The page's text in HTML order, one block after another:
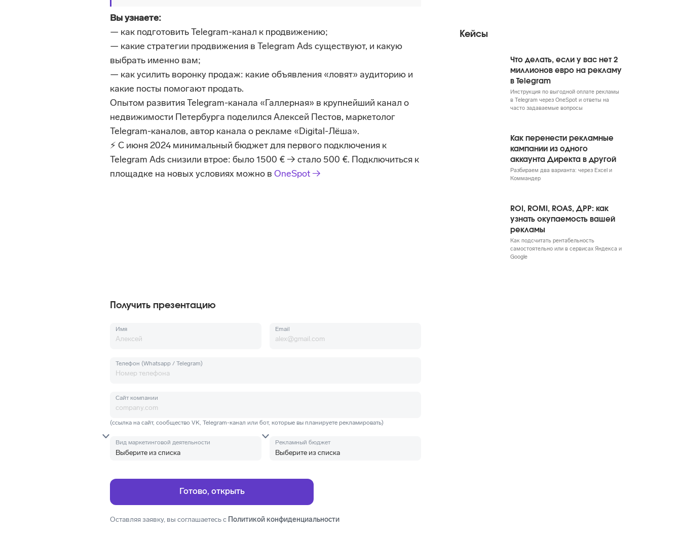
Вы узнаете:
— как подготовить Telegram-канал к продвижению;
— какие стратегии продвижения в Telegram Ads существуют, и какую
выбрать именно вам;
— как усилить воронку продаж: какие объявления «ловят» аудиторию и
какие посты помогают продать.
Опытом развития Telegram-канала «Галлерная» в крупнейший канал о
недвижимости Петербурга поделился Алексей Пестов, маркетолог
Telegram-каналов, автор канала о рекламе «Digital-Лёша».
⚡ С июня 2024 минимальный бюджет для первого подключения к
Telegram Ads снизили втрое: было 1500 € → стало 500 €. Подключиться к
площадке на новых условиях можно в OneSpot →
Получить презентацию
Имя Email
Телефон (Whatsapp / Telegram)
Сайт компании
(ссылка на сайт, сообщество VK, Telegram-канал или бот, которые вы планируете рекламировать)
Вид маркетинговой деятельности Рекламный бюджет
Оставляя заявку, вы соглашаетесь с Политикой конфиденциальности
Кейсы
Что делать, если у вас нет 2
миллионов евро на рекламу
в Telegram
Инструкция по выгодной оплате рекламы
в Telegram через OneSpot и ответы на
часто задаваемые вопросы
Как перенести рекламные
кампании из одного
аккаунта Директа в другой
Разбираем два варианта: через Excel и
Коммандер
ROI, ROMI, ROAS, ДРР: как
узнать окупаемость вашей
рекламы
Как подсчитать рентабельность
самостоятельно или в сервисах Яндекса и
Google